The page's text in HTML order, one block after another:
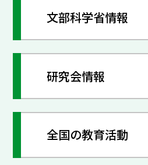
文部科学省情報
研究会情報
全国の教育活動